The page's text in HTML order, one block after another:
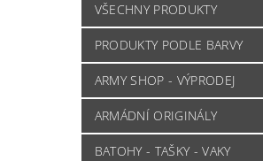
VŠECHNY PRODUKTY
PRODUKTY PODLE BARVY
ARMY SHOP - VÝPRODEJ
ARMÁDNÍ ORIGINÁLY
BATOHY - TAŠKY - VAKY